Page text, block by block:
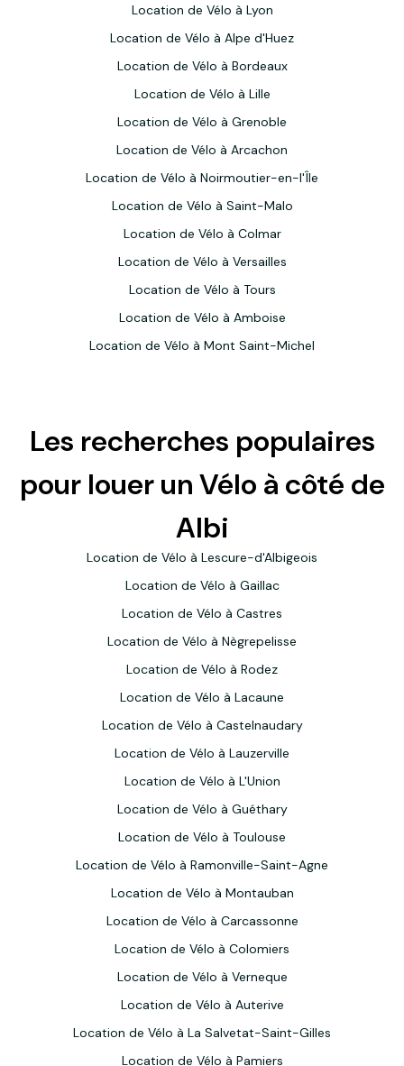
Location de Vélo à Lyon
Location de Vélo à Alpe d'Huez
Location de Vélo à Bordeaux
Location de Vélo à Lille
Location de Vélo à Grenoble
Location de Vélo à Arcachon
Location de Vélo à Noirmoutier-en-l'Île
Location de Vélo à Saint-Malo
Location de Vélo à Colmar
Location de Vélo à Versailles
Location de Vélo à Tours
Location de Vélo à Amboise
Location de Vélo à Mont Saint-Michel
Les recherches populaires
pour louer un Vélo à côté de
Albi
Location de Vélo à Lescure-d'Albigeois
Location de Vélo à Gaillac
Location de Vélo à Castres
Location de Vélo à Nègrepelisse
Location de Vélo à Rodez
Location de Vélo à Lacaune
Location de Vélo à Castelnaudary
Location de Vélo à Lauzerville
Location de Vélo à L'Union
Location de Vélo à Guéthary
Location de Vélo à Toulouse
Location de Vélo à Ramonville-Saint-Agne
Location de Vélo à Montauban
Location de Vélo à Carcassonne
Location de Vélo à Colomiers
Location de Vélo à Verneque
Location de Vélo à Auterive
Location de Vélo à La Salvetat-Saint-Gilles
Location de Vélo à Pamiers